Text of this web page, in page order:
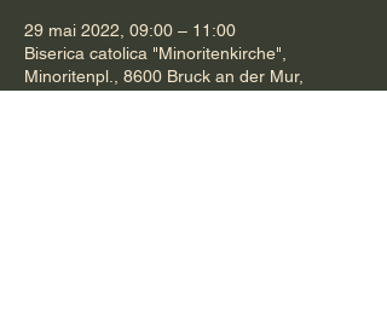
29 mai 2022, 09:00 – 11:00
Biserica catolica "Minoritenkirche",
Minoritenpl., 8600 Bruck an der Mur,